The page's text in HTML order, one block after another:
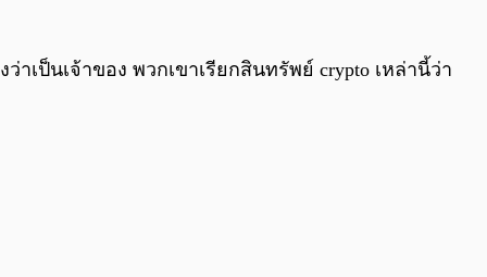
เป็นเจ้าของ พวกเขาเรียกสินทรัพย์ crypto เหล่านี้ว่า